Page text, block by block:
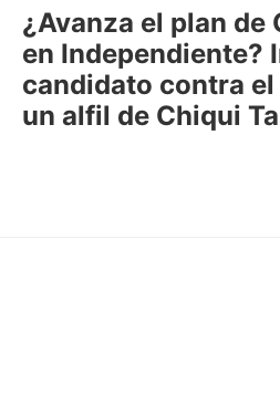
¿Avanza el plan de
en Independiente?
candidato contra
un alfil de Chiqui